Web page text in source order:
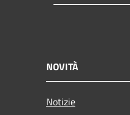
NOVITÀ
Notizie